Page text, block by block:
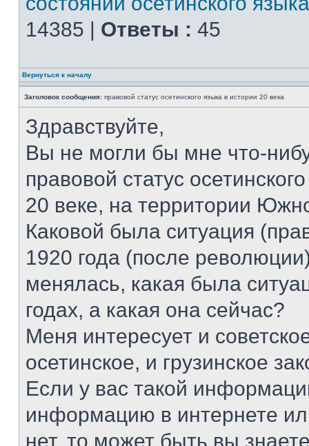
14385 | Ответы : 45
Вернуться к началу
Заголовок сообщения: правовой статус осетинского языка в истории 20 века
Здравствуйте,
Вы не могли бы мне что-
правовой статус
20 веке, на территории
Каковой была ситуация
1920 года (после
менялась, какая была
годах, а какая она сейчас?
Меня интересует и
осетинское, и грузинское
Если у вас такой
информацию в интернете
нет, то может быть вы